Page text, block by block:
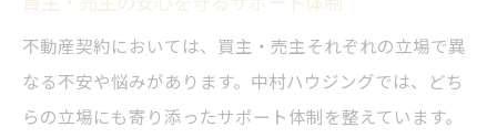
不動産契約においては、買主・売主それぞれの立場で異
なる不安や悩みがあります。中村ハウジングでは、どち
らの立場にも寄り添ったサポート体制を整えています。